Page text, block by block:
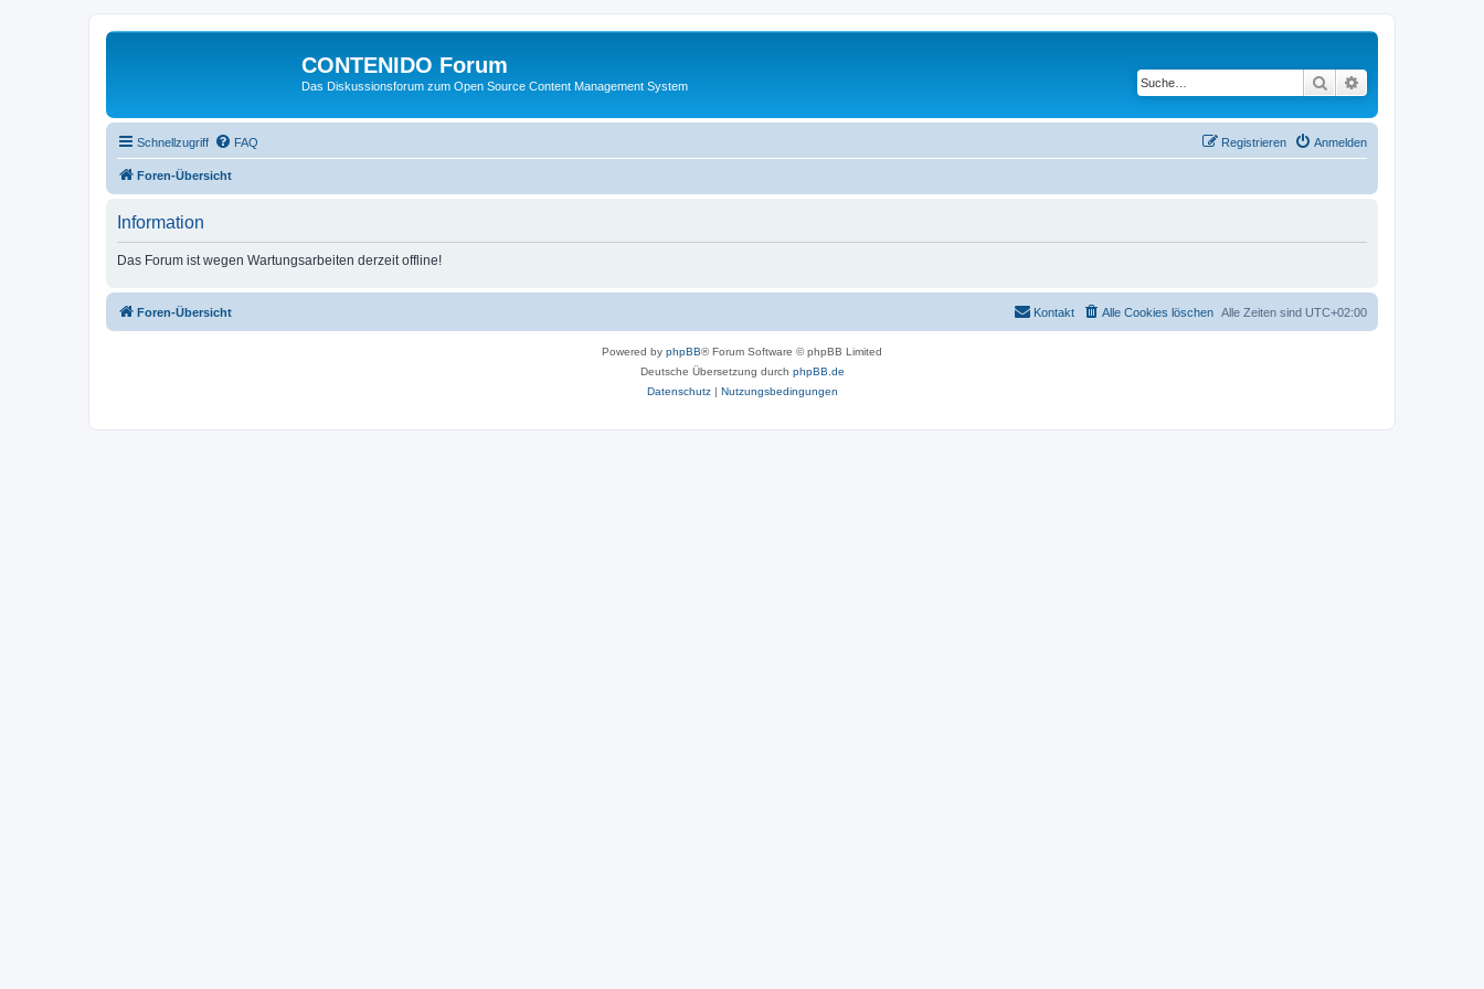
CONTENIDO Forum
Das Diskussionsforum zum Open Source Content Management System Suche
Schnellzugriff FAQ Anmelden
Registrieren
Foren-Übersicht
Information
Das Forum ist wegen Wartungsarbeiten derzeit offline!
Foren-Übersicht Alle Zeiten sind UTC+02:00
Alle Cookies löschen
Kontakt
Powered by phpBB® Forum Software © phpBB Limited
Deutsche Übersetzung durch phpBB.de
Datenschutz| Nutzungsbedingungen